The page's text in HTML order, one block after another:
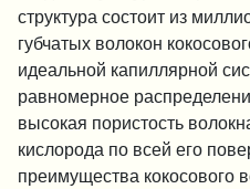
структура состоит из
губчатых волокон
идеальной капиллярной
равномерное
высокая пористость
кислорода по всей его
преимущества кокосового